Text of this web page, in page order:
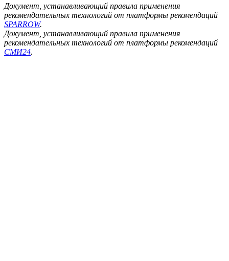
Документ, устанавливающий правила применения
рекомендательных технологий от платформы рекомендаций
SPARROW.
Документ, устанавливающий правила применения
рекомендательных технологий от платформы рекомендаций
СМИ24.